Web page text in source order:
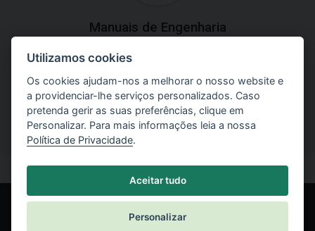
Manuais de Engenharia
Baixe os manuais com explicações práticas e teóricas do
uso do software.
Utilizamos cookies
Os cookies ajudam-nos a melhorar o nosso website e
a providenciar-lhe serviços personalizados. Caso
pretenda gerir as suas preferências, clique em
Personalizar. Para mais informações leia a nossa
Política de Privacidade.
Aceitar tudo
Personalizar